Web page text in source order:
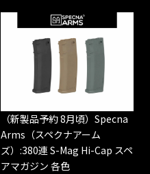
（新製品予約 8月頃）Specna
Arms（スペクナアーム
ズ）:380連 S-Mag Hi-Cap スペ
アマガジン 各色